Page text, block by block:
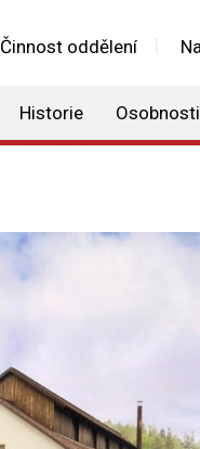
Činnost oddělení
Historie Osobnosti